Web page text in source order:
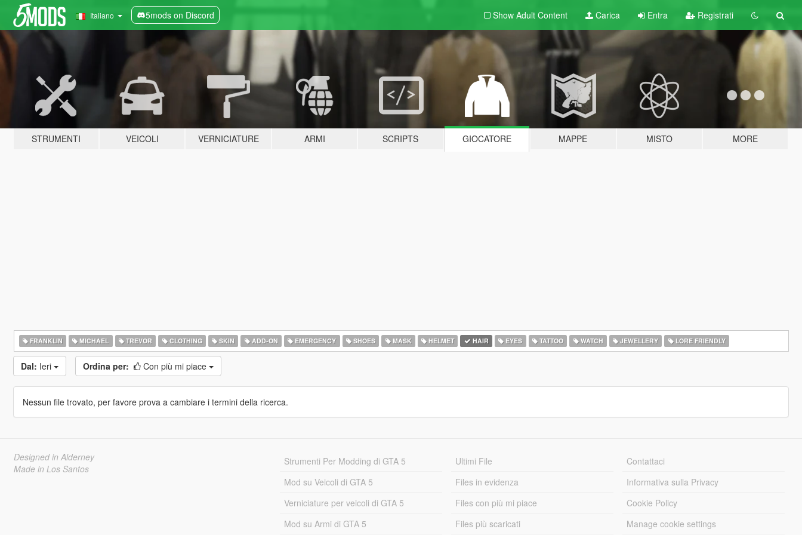
Italiano 5mods on Discord Show Adult Content Carica Entra Registrati
STRUMENTI VEICOLI VERNICIATURE ARMI SCRIPTS GIOCATORE MAPPE MISTO MORE
FRANKLIN MICHAEL TREVOR CLOTHING SKIN ADD-ON EMERGENCY SHOES MASK HELMET HAIR EYES TATTOO WATCH JEWELLERY LORE FRIENDLY
Dal: Ieri Ordina per: Con più mi piace
Nessun file trovato, per favore prova a cambiare i termini della ricerca.
Designed in Alderney
Made in Los Santos
Strumenti Per Modding di GTA 5
Mod su Veicoli di GTA 5
Verniciature per veicoli di GTA 5
Mod su Armi di GTA 5
Ultimi File
Files in evidenza
Files con più mi piace
Files più scaricati
Contattaci
Informativa sulla Privacy
Cookie Policy
Manage cookie settings